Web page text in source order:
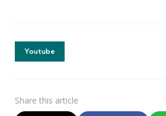
Youtube
Share this article